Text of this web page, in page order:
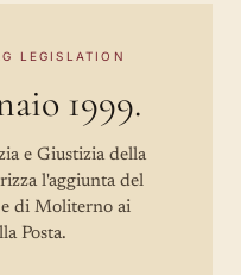
LEGISLATION
1999.
e Giustizia della
l'aggiunta del
e di Moliterno ai
Posta.